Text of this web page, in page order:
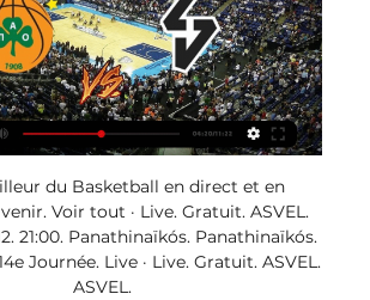
du Basketball en direct et en
Voir tout · Live. Gratuit. ASVEL.
21:00. Panathinaïkós. Panathinaïkós.
Journée. Live · Live. Gratuit. ASVEL.
ASVEL.